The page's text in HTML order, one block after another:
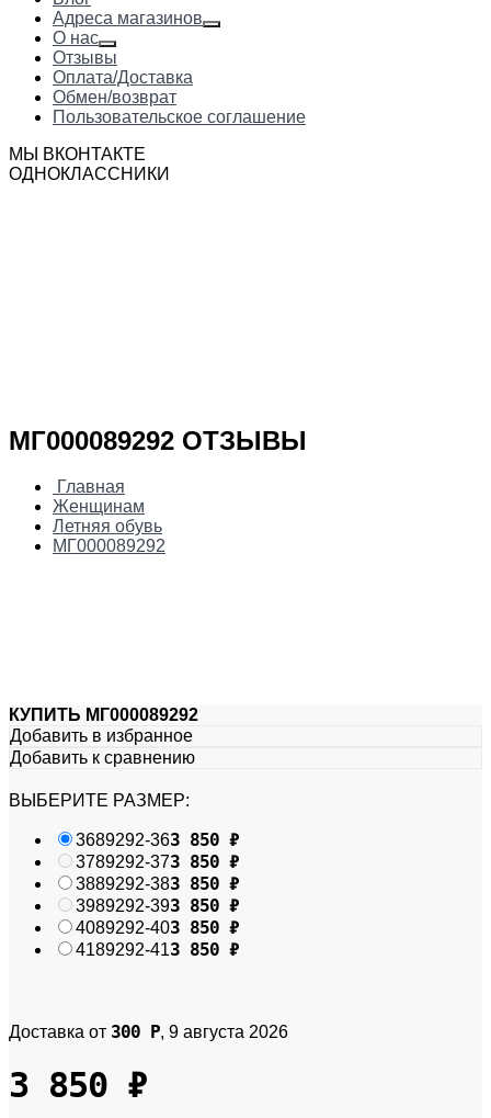
Адреса магазинов
О нас
Отзывы
Оплата/Доставка
Обмен/возврат
Пользовательское соглашение
МЫ ВКОНТАКТЕ
ОДНОКЛАССНИКИ
МГ000089292 ОТЗЫВЫ
Главная
Женщинам
Летняя обувь
МГ000089292
КУПИТЬ МГ000089292
Добавить в избранное
Добавить к сравнению
ВЫБЕРИТЕ РАЗМЕР:
3689292-363 850 ₽
3789292-373 850 ₽
3889292-383 850 ₽
3989292-393 850 ₽
4089292-403 850 ₽
4189292-413 850 ₽
Доставка от 300 Р, 9 августа 2026
3 850 ₽